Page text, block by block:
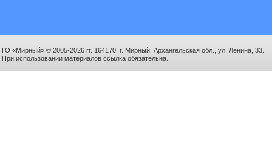
ГО «Мирный» © 2005-2026 гг. 164170, г. Мирный, Архангельская обл., ул. Ленина, 33.
При использовании материалов ссылка обязательна.